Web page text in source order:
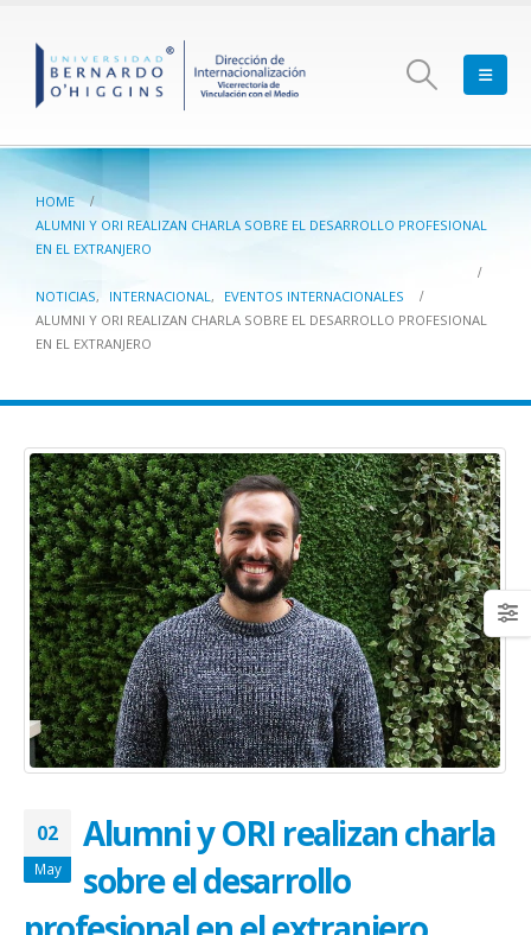
HOME
ALUMNI Y ORI REALIZAN CHARLA SOBRE EL DESARROLLO PROFESIONAL
EN EL EXTRANJERO
NOTICIAS, INTERNACIONAL,
EVENTOS INTERNACIONALES
ALUMNI Y ORI REALIZAN CHARLA SOBRE EL DESARROLLO PROFESIONAL
EN EL EXTRANJERO
02
May
Alumni y ORI realizan charla
sobre el desarrollo